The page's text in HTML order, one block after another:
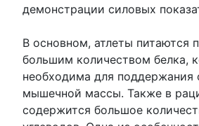
демонстрации силовых
В основном, атлеты питаются
большим количеством белка,
необходима для поддержания
мышечной массы. Также в
содержится большое